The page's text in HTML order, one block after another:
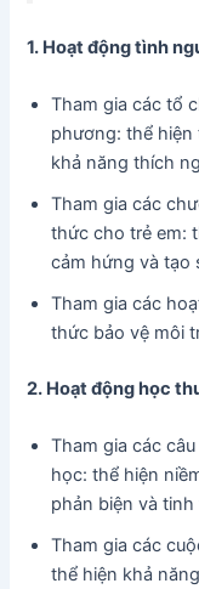
1. Hoạt động tình
Tham gia các tổ
phương: thể hiện
khả năng thích
Tham gia các
thức cho trẻ em:
cảm hứng và tạo
Tham gia các
thức bảo vệ môi
2. Hoạt động học
Tham gia các
học: thể hiện
phản biện và
Tham gia các
thể hiện khả